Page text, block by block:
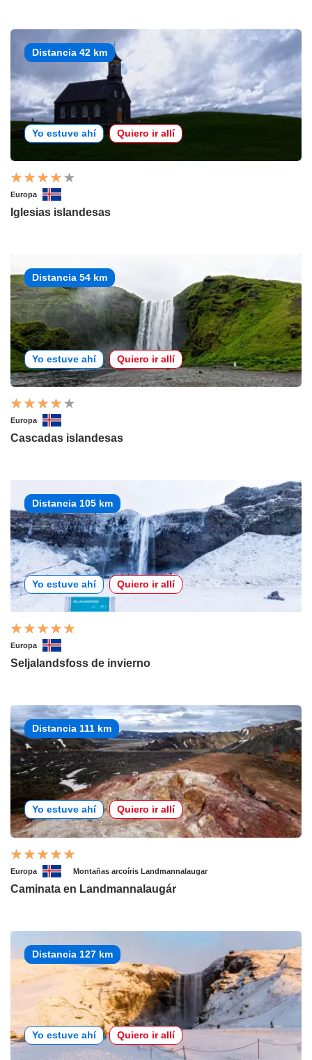
Distancia 42 km
Yo estuve ahí Quiero ir allí
Europa
Iglesias islandesas
Distancia 54 km
Yo estuve ahí Quiero ir allí
Europa
Cascadas islandesas
Distancia 105 km
Yo estuve ahí Quiero ir allí
Europa
Seljalandsfoss de invierno
Distancia 111 km
Yo estuve ahí Quiero ir allí
Europa Montañas arcoíris Landmannalaugar
Caminata en Landmannalaugár
Distancia 127 km
Yo estuve ahí Quiero ir allí